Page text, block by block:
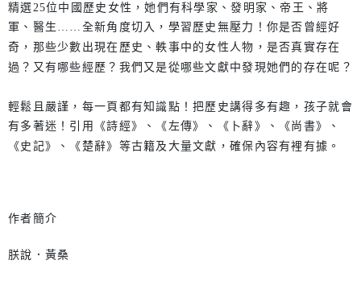
精選25位中國歷史女性，她們有科學家、發明家、帝王、將
軍、醫生……全新角度切入，學習歷史無壓力！你是否曾經好
奇，那些少數出現在歷史、軼事中的女性人物，是否真實存在
過？又有哪些經歷？我們又是從哪些文獻中發現她們的存在呢？
輕鬆且嚴謹，每一頁都有知識點！把歷史講得多有趣，孩子就會
有多著迷！引用《詩經》、《左傳》、《卜辭》、《尚書》、
《史記》、《楚辭》等古籍及大量文獻，確保內容有裡有據。
作者簡介
朕說．黃桑